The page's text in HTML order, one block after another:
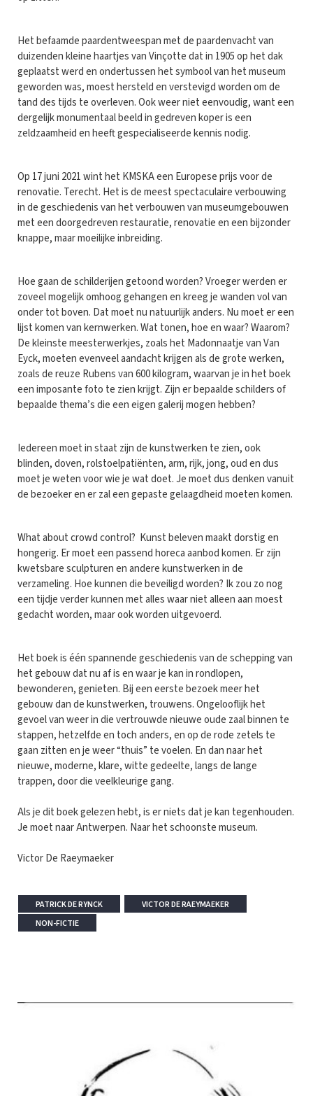
Het befaamde paardentweespan met de paardenvacht van
duizenden kleine haartjes van Vinçotte dat in 1905 op het dak
geplaatst werd en ondertussen het symbool van het museum
geworden was, moest hersteld en verstevigd worden om de
tand des tijds te overleven. Ook weer niet eenvoudig, want een
dergelijk monumentaal beeld in gedreven koper is een
zeldzaamheid en heeft gespecialiseerde kennis nodig.
Op 17 juni 2021 wint het KMSKA een Europese prijs voor de
renovatie. Terecht. Het is de meest spectaculaire verbouwing
in de geschiedenis van het verbouwen van museumgebouwen
met een doorgedreven restauratie, renovatie en een bijzonder
knappe, maar moeilijke inbreiding.
Hoe gaan de schilderijen getoond worden? Vroeger werden er
zoveel mogelijk omhoog gehangen en kreeg je wanden vol van
onder tot boven. Dat moet nu natuurlijk anders. Nu moet er een
lijst komen van kernwerken. Wat tonen, hoe en waar? Waarom?
De kleinste meesterwerkjes, zoals het Madonnaatje van Van
Eyck, moeten evenveel aandacht krijgen als de grote werken,
zoals de reuze Rubens van 600 kilogram, waarvan je in het boek
een imposante foto te zien krijgt. Zijn er bepaalde schilders of
bepaalde thema’s die een eigen galerij mogen hebben?
Iedereen moet in staat zijn de kunstwerken te zien, ook
blinden, doven, rolstoelpatiënten, arm, rijk, jong, oud en dus
moet je weten voor wie je wat doet. Je moet dus denken vanuit
de bezoeker en er zal een gepaste gelaagdheid moeten komen.
What about crowd control? Kunst beleven maakt dorstig en
hongerig. Er moet een passend horeca aanbod komen. Er zijn
kwetsbare sculpturen en andere kunstwerken in de
verzameling. Hoe kunnen die beveiligd worden? Ik zou zo nog
een tijdje verder kunnen met alles waar niet alleen aan moest
gedacht worden, maar ook worden uitgevoerd.
Het boek is één spannende geschiedenis van de schepping van
het gebouw dat nu af is en waar je kan in rondlopen,
bewonderen, genieten. Bij een eerste bezoek meer het
gebouw dan de kunstwerken, trouwens. Ongelooflijk het
gevoel van weer in die vertrouwde nieuwe oude zaal binnen te
stappen, hetzelfde en toch anders, en op de rode zetels te
gaan zitten en je weer “thuis” te voelen. En dan naar het
nieuwe, moderne, klare, witte gedeelte, langs de lange
trappen, door die veelkleurige gang.
Als je dit boek gelezen hebt, is er niets dat je kan tegenhouden.
Je moet naar Antwerpen. Naar het schoonste museum.
Victor De Raeymaeker
PATRICK DE RYNCK
VICTOR DE RAEYMAEKER
NON-FICTIE